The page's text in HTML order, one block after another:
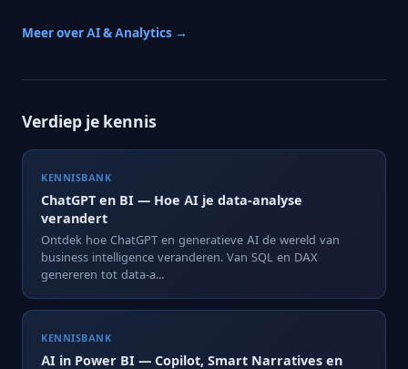
Meer over AI & Analytics →
Verdiep je kennis
KENNISBANK
ChatGPT en BI — Hoe AI je data-analyse
verandert
Ontdek hoe ChatGPT en generatieve AI de wereld van
business intelligence veranderen. Van SQL en DAX
genereren tot data-a...
KENNISBANK
AI in Power BI — Copilot, Smart Narratives en